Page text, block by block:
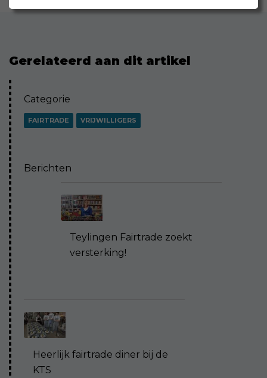
Gerelateerd aan dit artikel
Categorie
FAIRTRADE VRIJWILLIGERS
Berichten
Teylingen Fairtrade zoekt
versterking!
Heerlijk fairtrade diner bij de
KTS